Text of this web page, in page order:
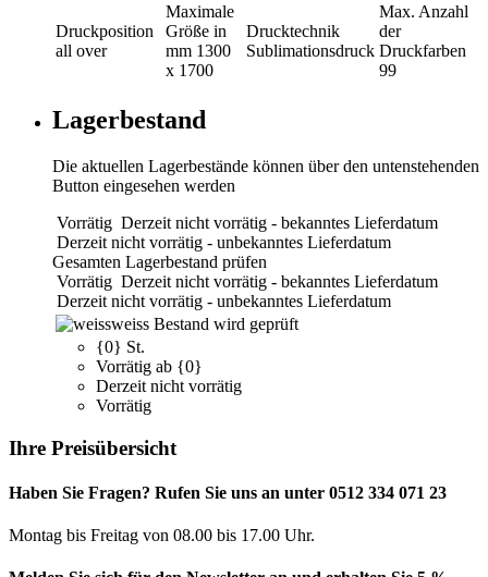
Druckposition
all over
Maximale
Größe in
mm 1300
x 1700
Drucktechnik
Sublimationsdruck
Max. Anzahl
der
Druckfarben
99
Lagerbestand
Die aktuellen Lagerbestände können über den untenstehenden
Button eingesehen werden
Vorrätig Derzeit nicht vorrätig - bekanntes Lieferdatum
Derzeit nicht vorrätig - unbekanntes Lieferdatum
Gesamten Lagerbestand prüfen
Vorrätig Derzeit nicht vorrätig - bekanntes Lieferdatum
Derzeit nicht vorrätig - unbekanntes Lieferdatum
weiss Bestand wird geprüft
{0} St.
Vorrätig ab {0}
Derzeit nicht vorrätig
Vorrätig
Ihre Preisübersicht
Haben Sie Fragen? Rufen Sie uns an unter 0512 334 071 23
Montag bis Freitag von 08.00 bis 17.00 Uhr.